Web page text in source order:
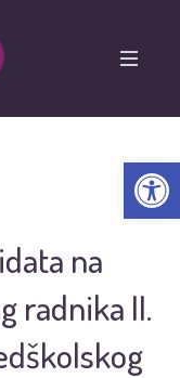
na
radnika II.